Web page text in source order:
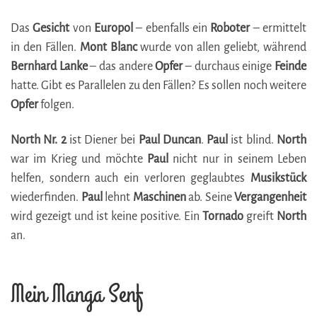
DasGesichtvon Europol – ebenfalls ein Roboter– ermittelt
in den Fällen. Mont Blancwurde von allen geliebt, während
Bernhard Lanke– das andereOpfer– durchaus einige Feinde
hatte. Gibt es Parallelen zu den Fällen? Es sollen noch weitere
Opferfolgen.
North Nr. 2ist Diener bei Paul Duncan. Paul ist blind. North
war im Krieg und möchte Paul nicht nur in seinem Leben
helfen, sondern auch ein verloren geglaubtes Musikstück
wiederfinden. Paul lehnt Maschinenab. SeineVergangenheit
wird gezeigt und ist keine positive. Ein Tornado greift North
an.
Mein Manga Senf